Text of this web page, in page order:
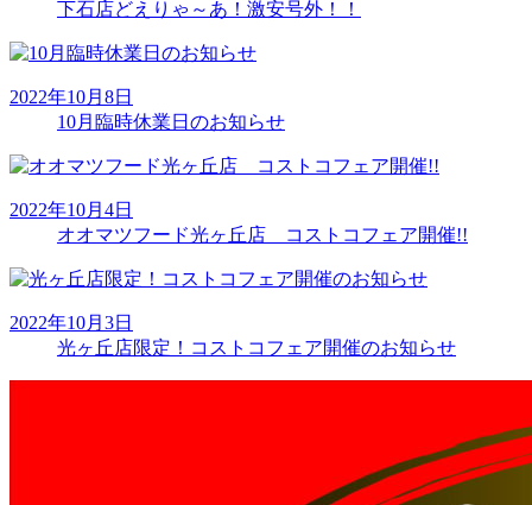
下石店どえりゃ～あ！激安号外！！
2022年10月8日
10月臨時休業日のお知らせ
2022年10月4日
オオマツフード光ヶ丘店 コストコフェア開催!!
2022年10月3日
光ヶ丘店限定！コストコフェア開催のお知らせ